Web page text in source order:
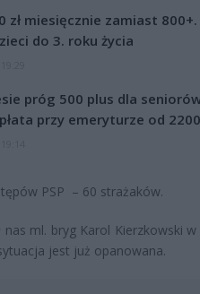
zł miesięcznie zamiast
do 3. roku życia
próg 500 plus dla
przy emeryturze od
PSP – 60 strażaków.
nas ml. bryg Karol Kierzkowski
jest już opanowana.